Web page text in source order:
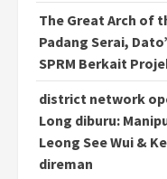
The Great Arch of
Padang Serai,
SPRM Berkait
district network
Long diburu:
Leong See Wui &
direman